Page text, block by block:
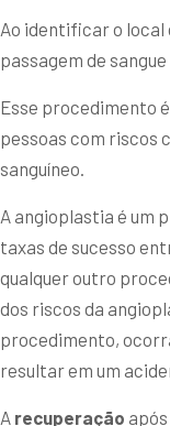
Ao identificar o local
passagem de
Esse procedimento
pessoas com riscos
sanguíneo.
A angioplastia é um
taxas de sucesso
qualquer outro
dos riscos da
procedimento,
resultar em um
A recuperação